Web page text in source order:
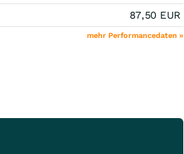
87,50 EUR
mehr Performancedaten »